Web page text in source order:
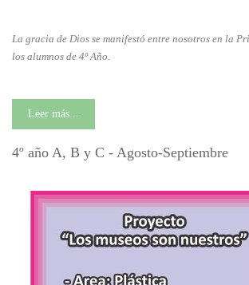
La gracia de Dios se manifestó entre nosotros en la
los alumnos de 4º Año.
Leer más...
4º año A, B y C - Agosto-Septiembre